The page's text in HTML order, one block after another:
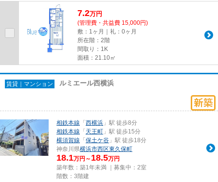
7.2万円
(管理費・共益費 15,000円)
敷：1ヶ月｜礼：0ヶ月
所在階：2階
間取り：1K
面積：21.10㎡
賃貸｜マンション ルミエール西横浜
相鉄本線 「 西横浜 」駅 徒歩8分
相鉄本線 「 天王町 」駅 徒歩15分
横須賀線 「 保土ケ谷 」駅 徒歩18分
神奈川県横浜市西区東久保町
18.1万円～ 18.5万円
築年数：築1年未満 ｜募集中： 2室
階数：3階建